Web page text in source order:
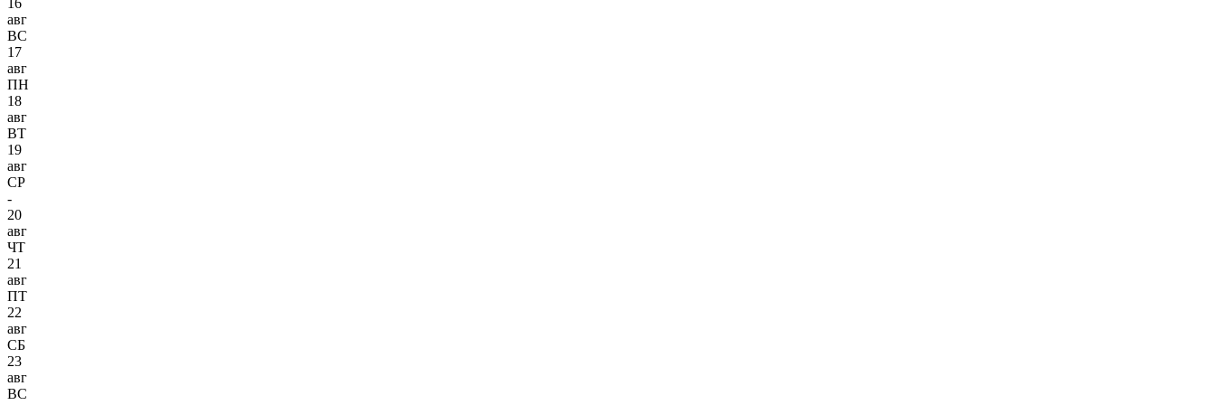
16
авг
ВС
17
авг
ПН
18
авг
ВТ
19
авг
СР
-
20
авг
ЧТ
21
авг
ПТ
22
авг
СБ
23
авг
ВС